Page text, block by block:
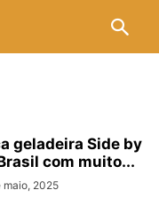
geladeira Side by
com muito...
maio, 2025